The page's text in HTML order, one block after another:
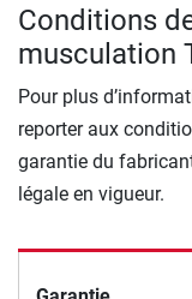
Conditions
musculation
Pour plus
reporter aux
garantie du
légale en vigueur.